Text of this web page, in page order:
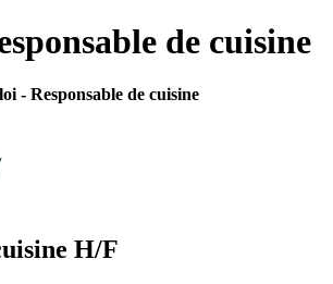
de cuisine
- Responsable de cuisine
H/F